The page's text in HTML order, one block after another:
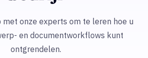
onze experts om te leren hoe u
en documentworkflows kunt
ontgrendelen.